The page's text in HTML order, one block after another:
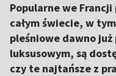
Popularne we Francji
całym świecie, w
pleśniowe dawno
luksusowym, są
czy te najtańsze z